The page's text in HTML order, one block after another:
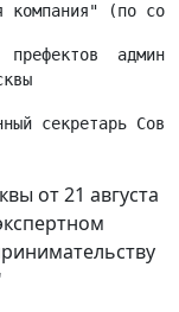
префектов
секретарь
от 21 августа